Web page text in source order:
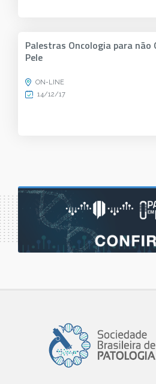
Palestras Oncologia para não
Pele
ON-LINE
14/12/17